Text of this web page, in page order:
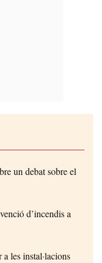
un debat sobre el
d’incendis a
les instal·lacions